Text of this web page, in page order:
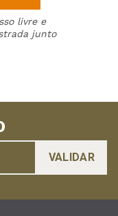
livre e
junto